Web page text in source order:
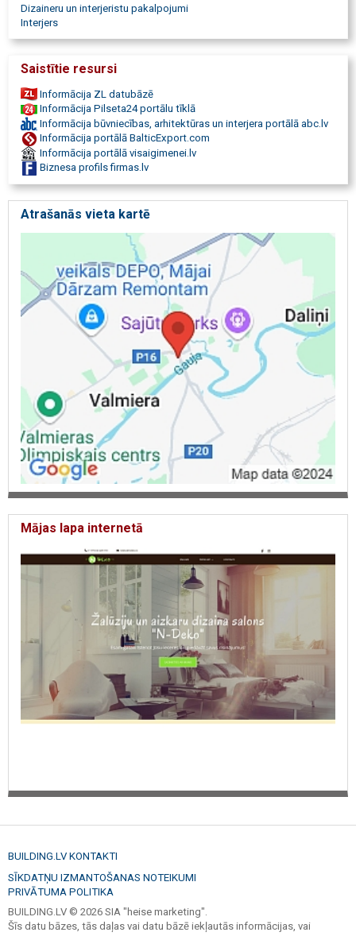
sliedes, mērīšana un uzstādīšana. Mēbeļu audumi,
tekstilizstrādājumu šūšana, poroloni, tapsēšana, mājas tekstils,
gultu pārklāji, dekoratīvi spilveni, dizains. Tapetes, interjera
risinājumi, mērīšana, dizains, izgatavošana, uzstādīšana, tehniskā
apkope. Strādājam pa visu Vidzemi!
Dizaineru un interjeristu pakalpojumi
Interjers
Saistītie resursi
Informācija ZL datubāzē
Informācija Pilseta24 portālu tīklā
Informācija būvniecības, arhitektūras un interjera portālā abc.lv
Informācija portālā BalticExport.com
Informācija portālā visaigimenei.lv
Biznesa profils firmas.lv
Atrašanās vieta kartē
Mājas lapa internetā
BUILDING.LV KONTAKTI
SĪKDATŅU IZMANTOŠANAS NOTEIKUMI
PRIVĀTUMA POLITIKA
BUILDING.LV © 2026 SIA "heise marketing".
Šīs datu bāzes, tās daļas vai datu bāzē iekļautās informācijas, vai